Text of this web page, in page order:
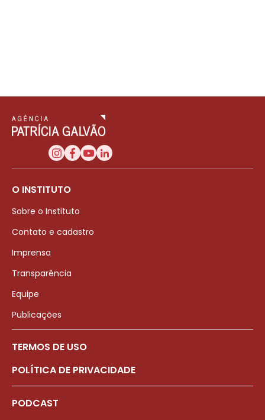
O INSTITUTO
Sobre o Instituto
Contato e cadastro
Imprensa
Transparência
Equipe
Publicações
TERMOS DE USO
POLÍTICA DE PRIVACIDADE
PODCAST